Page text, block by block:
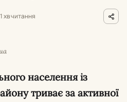
1 хв читання
населення із
триває за активної